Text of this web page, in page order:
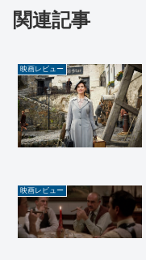
関連記事
映画レビュー
映画レビュー